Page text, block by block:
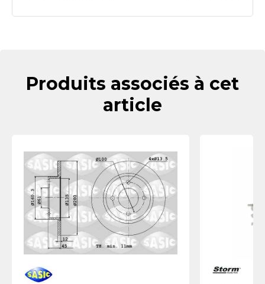
Produits associés à cet
article